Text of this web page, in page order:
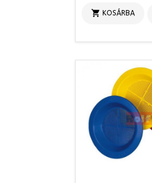
 KOSÁRBA